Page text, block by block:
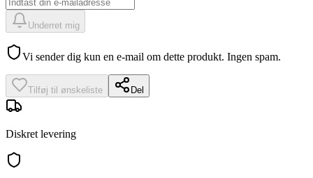
Underret mig
Vi sender dig kun en e-mail om dette produkt. Ingen spam.
Tilføj til ønskeliste Del
Diskret levering